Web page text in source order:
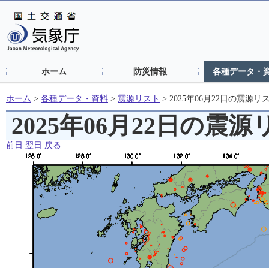
ホーム 防災情報 各種データ・
ホーム > 各種データ・資料 > 震源リスト > 2025年06月22日の震源リ
2025年06月22日の震源
前日 翌日 戻る